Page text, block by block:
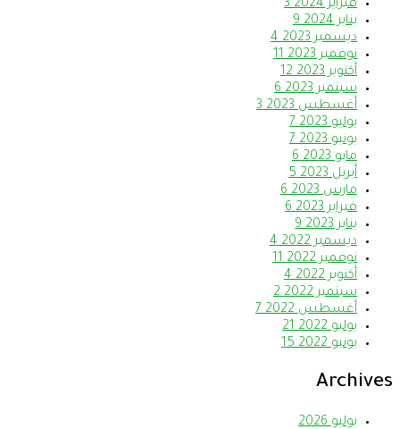
فبراير 2024
3
يناير 2024
9
ديسمبر 2023
4
نوفمبر 2023
11
أكتوبر 2023
12
سبتمبر 2023
6
أغسطس 2023
3
يوليو 2023
7
يونيو 2023
7
مايو 2023
6
أبريل 2023
5
مارس 2023
6
فبراير 2023
6
يناير 2023
9
ديسمبر 2022
4
نوفمبر 2022
11
أكتوبر 2022
4
سبتمبر 2022
2
أغسطس 2022
7
يوليو 2022
21
يونيو 2022
15
Archives
يوليو 2026